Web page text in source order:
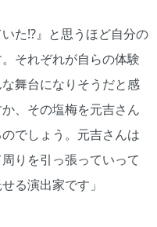
た⁉』と思うほど自分の
それぞれが自らの体験
舞台になりそうだと感
、その塩梅を元吉さん
でしょう。元吉さんは
りを引っ張っていって
る演出家です」